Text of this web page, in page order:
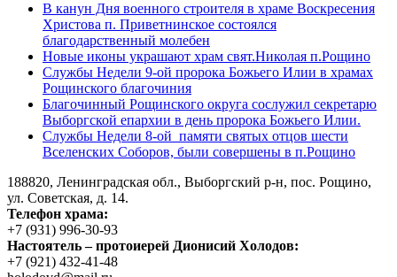
В канун Дня военного строителя в храме Воскресения
Христова п. Приветнинское состоялся
благодарственный молебен
Новые иконы украшают храм свят.Николая п.Рощино
Службы Недели 9-ой пророка Божьего Илии в храмах
Рощинского благочиния
Благочинный Рощинского округа сослужил секретарю
Выборгской епархии в день пророка Божьего Илии.
Службы Недели 8-ой памяти святых отцов шести
Вселенских Соборов, были совершены в п.Рощино
188820, Ленинградская обл., Выборгский р-н, пос. Рощино,
ул. Советская, д. 14.
Телефон храма:
+7 (931) 996-30-93
Настоятель – протоиерей Дионисий Холодов:
+7 (921) 432-41-48